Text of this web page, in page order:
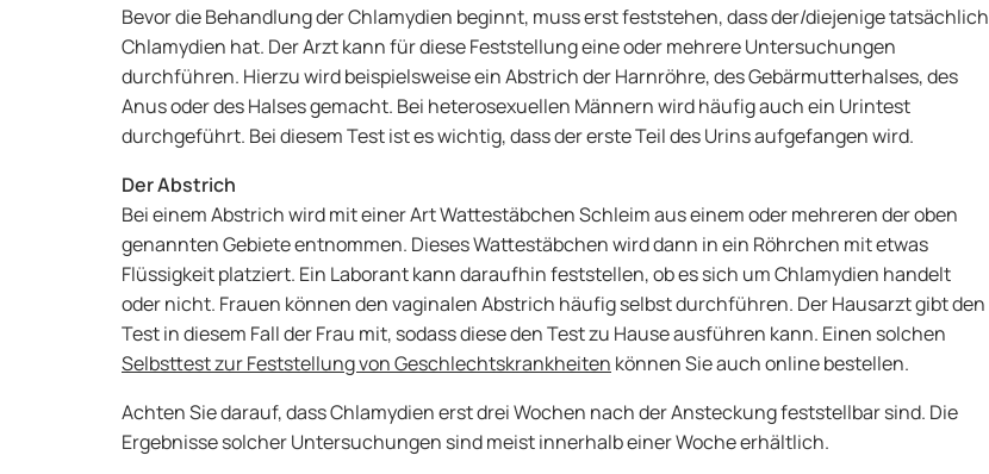
Bevor die Behandlung der Chlamydien beginnt, muss erst feststehen, dass der/diejenige tatsächlich
Chlamydien hat. Der Arzt kann für diese Feststellung eine oder mehrere Untersuchungen
durchführen. Hierzu wird beispielsweise ein Abstrich der Harnröhre, des Gebärmutterhalses, des
Anus oder des Halses gemacht. Bei heterosexuellen Männern wird häufig auch ein Urintest
durchgeführt. Bei diesem Test ist es wichtig, dass der erste Teil des Urins aufgefangen wird.
Der Abstrich
Bei einem Abstrich wird mit einer Art Wattestäbchen Schleim aus einem oder mehreren der oben
genannten Gebiete entnommen. Dieses Wattestäbchen wird dann in ein Röhrchen mit etwas
Flüssigkeit platziert. Ein Laborant kann daraufhin feststellen, ob es sich um Chlamydien handelt
oder nicht. Frauen können den vaginalen Abstrich häufig selbst durchführen. Der Hausarzt gibt den
Test in diesem Fall der Frau mit, sodass diese den Test zu Hause ausführen kann. Einen solchen
Selbsttest zur Feststellung vonGeschlechtskrankheiten können Sie auch online bestellen.
Achten Sie darauf, dass Chlamydien erst drei Wochen nach der Ansteckung feststellbar sind. Die
Ergebnisse solcher Untersuchungen sind meist innerhalb einer Woche erhältlich.